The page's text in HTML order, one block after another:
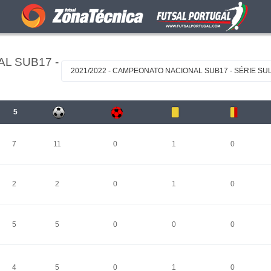
SUB17 -
2021/2022 - CAMPEONATO NACIONAL SUB17 - SÉRIE
5
7 11 0 1 0
2 2 0 1 0
5 5 0 0 0
4 5 0 1 0